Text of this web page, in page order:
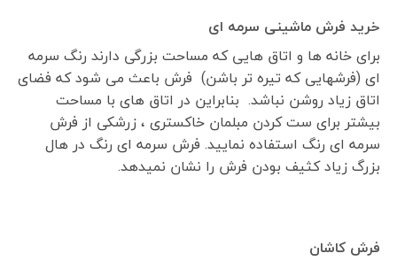
خرید فرش ماشینی سرمه ای
برای خانه ها و اتاق هایی که مساحت بزرگی دارند رنگ سرمه
ای (فرشهایی که تیره تر باشن) فرش باعث می شود که فضای
اتاق زیاد روشن نباشد. بنابراین در اتاق های با مساحت
بیشتر برای ست کردن مبلمان خاکستری ، زرشکی از فرش
سرمه ای رنگ استفاده نمایید. فرش سرمه ای رنگ در هال
بزرگ زیاد کثیف بودن فرش را نشان نمیدهد.
فرش کاشان